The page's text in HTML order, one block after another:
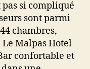
pas si compliqué
sont parmi
chambres,
Malpas Hotel
confortable et